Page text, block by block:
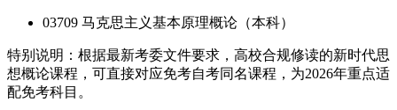
03709 马克思主义基本原理概论（本科）
特别说明：根据最新考委文件要求，高校合规修读的新时代思
想概论课程，可直接对应免考自考同名课程，为2026年重点适
配免考科目。